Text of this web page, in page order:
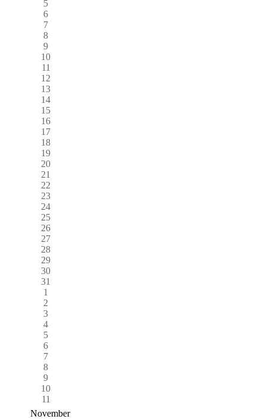
5
6
7
8
9
10
11
12
13
14
15
16
17
18
19
20
21
22
23
24
25
26
27
28
29
30
31
1
2
3
4
5
6
7
8
9
10
11
November